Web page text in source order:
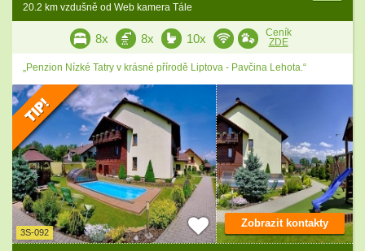
20.2 km vzdušně od Web kamera Tále
8x 8x 10x
Ceník
ZDE
„Penzion Nízké Tatry v krásné přírodě Liptova - Pavčina Lehota.“
3S-092
Zobrazit kontakty